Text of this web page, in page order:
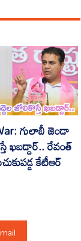
గులాబీ జెండా
ఖబడ్దార్.. రేవంత్
కేటీఆర్